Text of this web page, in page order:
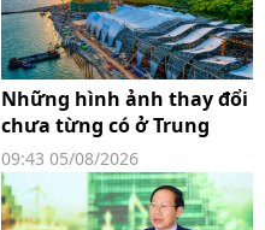
Những hình ảnh thay đổi
chưa từng có ở Trung
tâm Hội nghị APEC lớn
nhất thế giới tại Phú
Quốc
09:43 05/08/2026